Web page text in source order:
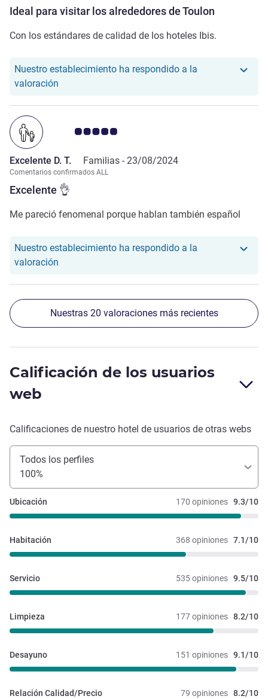
Ideal para visitar los alrededores de Toulon
Con los estándares de calidad de los hoteles Ibis.
Nuestro establecimiento ha respondido a la
valoración
Excelente 👌
Nota de clientes de Avis 5.0/5
Excelente D. T. Familias - 23/08/2024
Comentarios confirmados ALL
Me pareció fenomenal porque hablan también español
Nuestro establecimiento ha respondido a la
valoración
Nuestras 20 valoraciones más recientes
Calificación de los usuarios
web
Calificaciones de nuestro hotel de usuarios de otras webs
Todos los perfiles
100%
170 opiniones 9.3/10
Ubicación
368 opiniones 7.1/10
Habitación
535 opiniones 9.5/10
Servicio
177 opiniones 8.2/10
Limpieza
151 opiniones 9.1/10
Desayuno
79 opiniones 8.2/10
Relación Calidad/Precio